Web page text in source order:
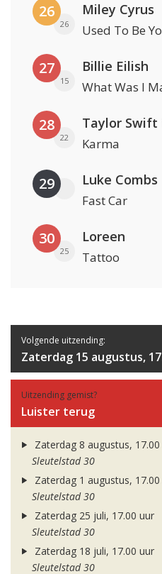
26
26
Miley Cyrus
Used To Be
27
15
Billie Eilish
What Was I
28
22
Taylor Swift
Karma
29 Luke Combs
Fast Car
30
25
Loreen
Tattoo
Volgende uitzending:
Zaterdag 15 augustus,
Uitzending gemist?
Luister terug
Zaterdag 8 augustus,
Sleutelstad 30
Zaterdag 1 augustus,
Sleutelstad 30
Zaterdag 25 juli, 17.00 uur
Sleutelstad 30
Zaterdag 18 juli, 17.00 uur
Sleutelstad 30